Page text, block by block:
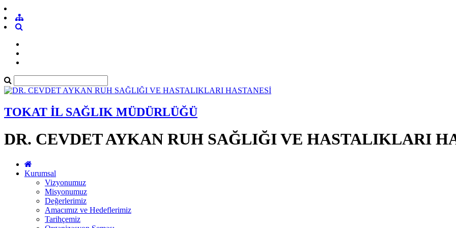
TOKAT İL SAĞLIK MÜDÜRLÜĞÜ
DR. CEVDET AYKAN RUH SAĞLIĞI VE HASTALIKLARI
Kurumsal
Vizyonumuz
Misyonumuz
Değerlerimiz
Amacımız ve Hedeflerimiz
Tarihçemiz